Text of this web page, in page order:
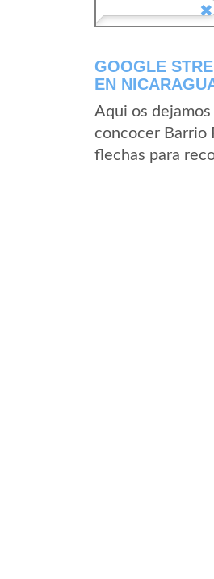
GOOGLE
EN
Aqui os
concocer Barrio
flechas para